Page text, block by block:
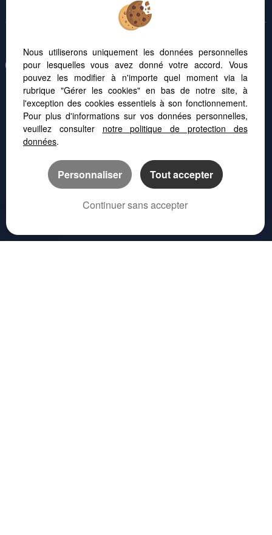
Afin de vous offrir un confort de lecture permanent, depuis votre PC, votre
tablette ou votre smartphone, notre site s'adapte automatiquement aux
différents types d'écrans
Logiciel immobilier
Création site internet
Référencement immobilier
Montpellier (34000)
Castelnau Le Lez (34170)
Lattes (34970)
La Grande-motte (34280)
Nous utiliserons uniquement les données personnelles
pour lesquelles vous avez donné votre accord. Vous
pouvez les modifier à n'importe quel moment via la
rubrique "Gérer les cookies" en bas de notre site, à
l'exception des cookies essentiels à son fonctionnement.
Pour plus d'informations sur vos données personnelles,
veuillez consulter notre politique de protection des
données.
Personnaliser Tout accepter
Continuer sans accepter